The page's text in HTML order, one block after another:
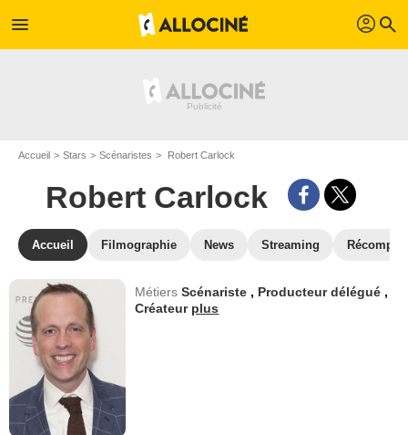
menu profil search
Accueil Stars Scénaristes Robert Carlock
Robert Carlock
Accueil Filmographie News Streaming
MétiersScénariste , Producteur délégué ,
Créateur plus